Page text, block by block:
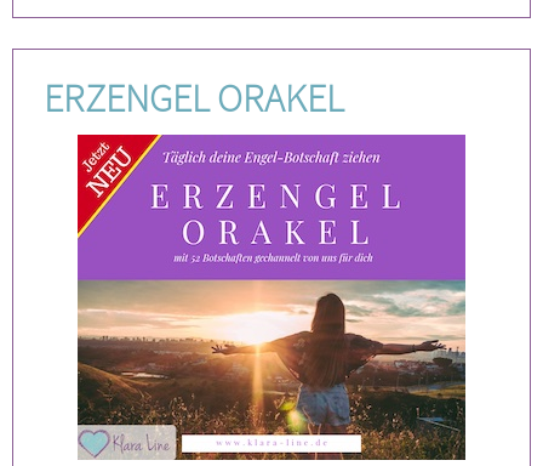
ERZENGEL ORAKEL